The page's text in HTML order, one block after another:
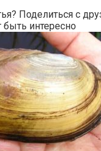
Поделиться с
интересно